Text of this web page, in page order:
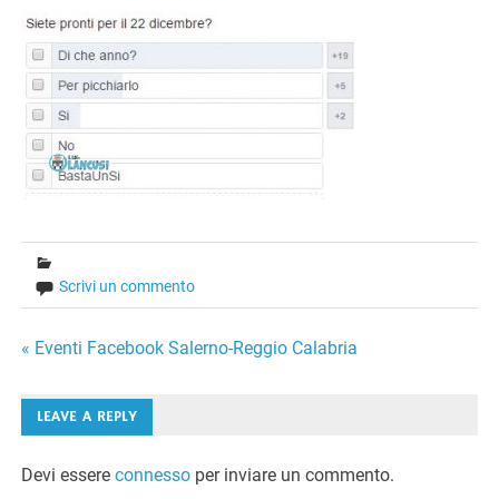
Scrivi un commento
Navigazione
articoli
« Eventi Facebook Salerno-Reggio Calabria
LEAVE A REPLY
Devi essereconnesso per inviare un commento.